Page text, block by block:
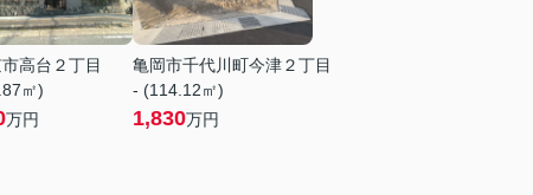
高台２丁目
㎡)
万円
亀岡市千代川町今津２丁目
- (114.12㎡)
1,830万円